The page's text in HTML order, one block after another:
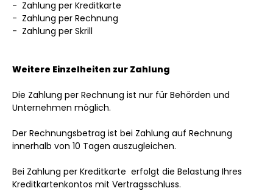
- Zahlung per Kreditkarte
- Zahlung per Rechnung
- Zahlung per Skrill
Weitere Einzelheiten zur Zahlung
Die Zahlung per Rechnung ist nur für Behörden und
Unternehmen möglich.
Der Rechnungsbetrag ist bei Zahlung auf Rechnung
innerhalb von 10 Tagen auszugleichen.
Bei Zahlung per Kreditkarte erfolgt die Belastung Ihres
Kreditkartenkontos mit Vertragsschluss.